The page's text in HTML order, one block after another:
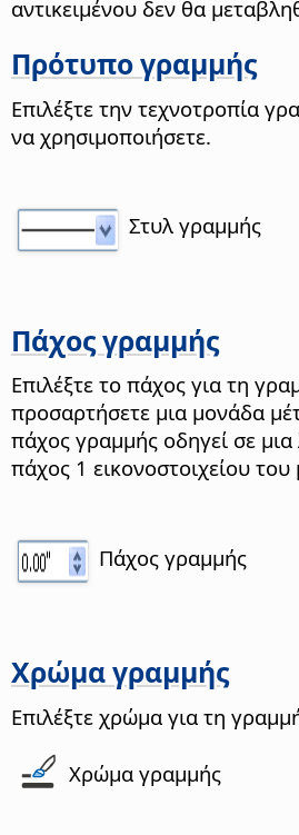
αντικειμένου δεν θα
Πρότυπο γραμμής
Επιλέξτε την τεχνοτροπία
να χρησιμοποιήσετε.
Στυλ γραμμής
Πάχος γραμμής
Επιλέξτε το πάχος για τη
προσαρτήσετε μια μονάδα
πάχος γραμμής οδηγεί σε
πάχος 1 εικονοστοιχείου
Πάχος γραμμής
Χρώμα γραμμής
Επιλέξτε χρώμα για τη
Χρώμα γραμμής